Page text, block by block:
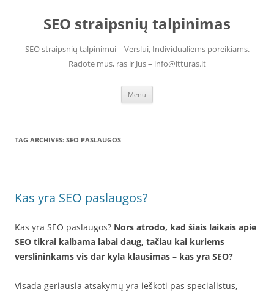
contentSEO straipsnių talpinimas
SEO straipsnių talpinimui – Verslui, Individualiems poreikiams.
Radote mus, ras ir Jus – info@itturas.lt
Menu
TAG ARCHIVES: SEO PASLAUGOS
Kas yra SEO paslaugos?
Kas yra SEO paslaugos? Nors atrodo, kad šiais laikais apie
SEO tikrai kalbama labai daug, tačiau kai kuriems
verslininkams vis dar kyla klausimas – kas yra SEO?
Visada geriausia atsakymų yra ieškoti pas specialistus,